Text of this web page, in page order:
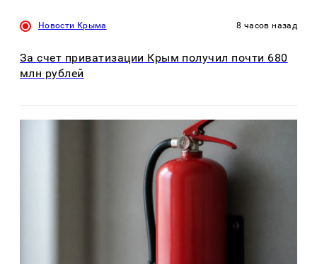
Новости Крыма 8 часов назад
За счет приватизации Крым получил почти 680
млн рублей